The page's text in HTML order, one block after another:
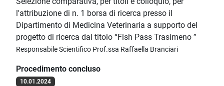
l'attribuzione di n. 1 borsa di ricerca presso il
Dipartimento di Medicina Veterinaria a supporto del
progetto di ricerca dal titolo “Fish Pass Trasimeno ”
Responsabile Scientifico Prof.ssa Raffaella Branciari
Procedimento concluso
10.01.2024